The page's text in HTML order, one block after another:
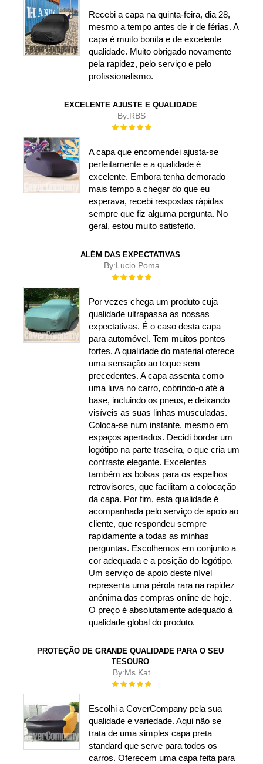
Recebi a capa na quinta-feira, dia 28,
mesmo a tempo antes de ir de férias. A
capa é muito bonita e de excelente
qualidade. Muito obrigado novamente
pela rapidez, pelo serviço e pelo
profissionalismo.
EXCELENTE AJUSTE E QUALIDADE
By:RBS
Rating:
A capa que encomendei ajusta-se
perfeitamente e a qualidade é
excelente. Embora tenha demorado
mais tempo a chegar do que eu
esperava, recebi respostas rápidas
sempre que fiz alguma pergunta. No
geral, estou muito satisfeito.
ALÉM DAS EXPECTATIVAS
By:Lucio Poma
Rating:
Por vezes chega um produto cuja
qualidade ultrapassa as nossas
expectativas. É o caso desta capa
para automóvel. Tem muitos pontos
fortes. A qualidade do material oferece
uma sensação ao toque sem
precedentes. A capa assenta como
uma luva no carro, cobrindo-o até à
base, incluindo os pneus, e deixando
visíveis as suas linhas musculadas.
Coloca-se num instante, mesmo em
espaços apertados. Decidi bordar um
logótipo na parte traseira, o que cria um
contraste elegante. Excelentes
também as bolsas para os espelhos
retrovisores, que facilitam a colocação
da capa. Por fim, esta qualidade é
acompanhada pelo serviço de apoio ao
cliente, que respondeu sempre
rapidamente a todas as minhas
perguntas. Escolhemos em conjunto a
cor adequada e a posição do logótipo.
Um serviço de apoio deste nível
representa uma pérola rara na rapidez
anónima das compras online de hoje.
O preço é absolutamente adequado à
qualidade global do produto.
PROTEÇÃO DE GRANDE QUALIDADE PARA O SEU
TESOURO
By:Ms Kat
Rating:
Escolhi a CoverCompany pela sua
qualidade e variedade. Aqui não se
trata de uma simples capa preta
standard que serve para todos os
carros. Oferecem uma capa feita para